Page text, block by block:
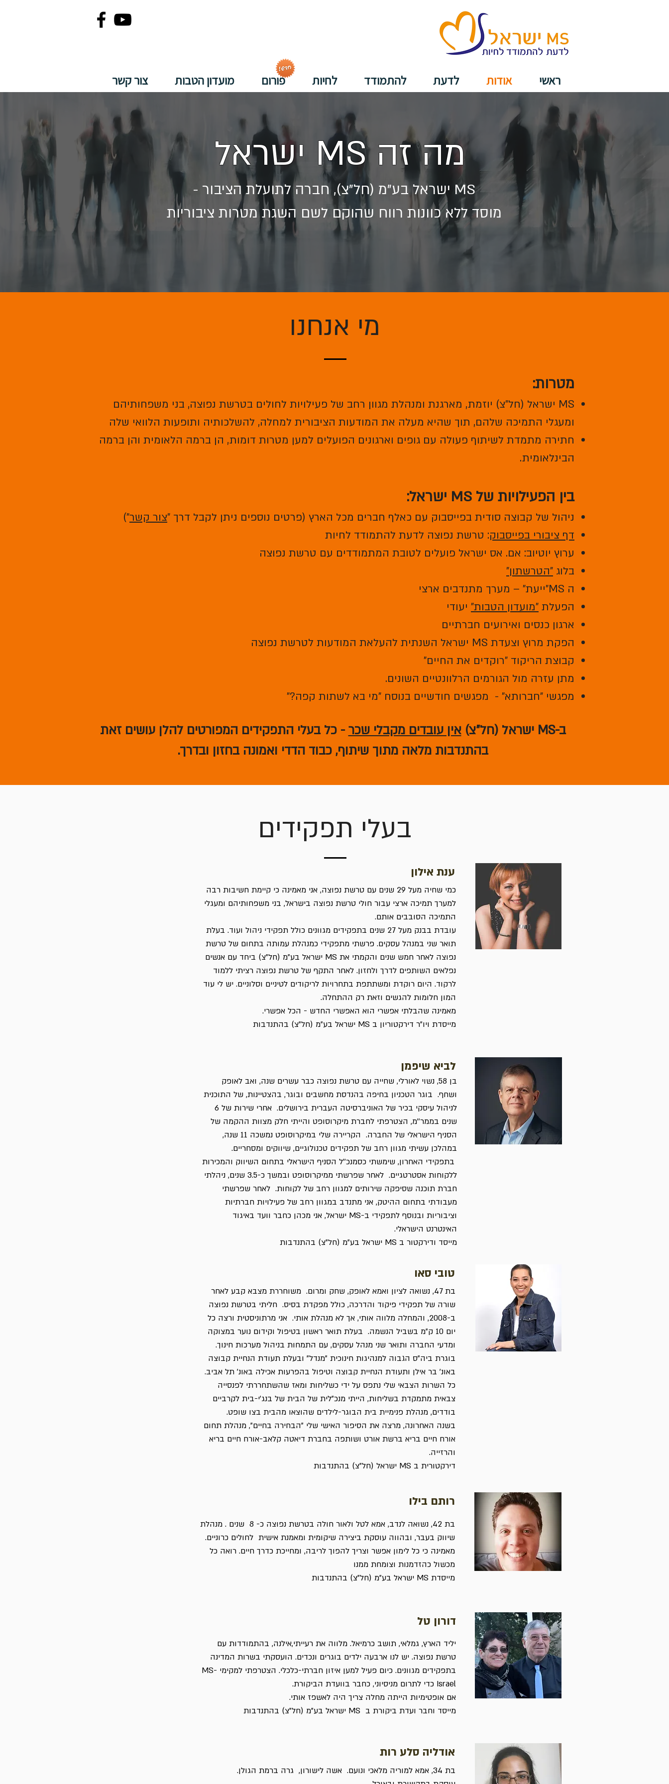
ראשי אודות לדעת להתמודד לחיות פורום מועדון הטבות צור קשר
מה זה MS ישראל
MS ישראל בע"מ (חל"צ), חברה לתועלת הציבור -
מוסד ללא כוונות רווח שהוקם לשם השגת מטרות ציבוריות
מי אנחנו
מטרות:
MS ישראל (חל"צ) יוזמת, מארגנת ומנהלת מגוון רחב של פעילויות לחולים בטרשת נפוצה, בני משפחותיהם
ומעגלי התמיכה שלהם, תוך שהיא מעלה את המודעות הציבורית למחלה, להשלכותיה ותופעות הלוואי שלה
חתירה מתמדת לשיתוף פעולה עם גופים וארגונים הפועלים למען מטרות דומות, הן ברמה הלאומית והן ברמה
הבינלאומית.
בין הפעילויות של MS ישראל:
ניהול של קבוצה סודית בפייסבוק עם כאלף חברים מכל הארץ (פרטים נוספים ניתן לקבל דרך "צור קשר")
דף ציבורי בפייסבוק: טרשת נפוצה לדעת להתמודד לחיות
ערוץ יוטיוב: אם. אס ישראל פועלים לטובת המתמודדים עם טרשת נפוצה
בלוג "הטרשתון"
ה MS"ייעת" – מערך מתנדבים ארצי
הפעלת "מועדון הטבות" יעודי
ארגון כנסים ואירועים חברתיים
הפקת מרוץ וצעדת MS ישראל השנתית להעלאת המודעות לטרשת נפוצה
קבוצת הריקוד "רוקדים את החיים"
מתן עזרה מול הגורמים הרלוונטיים השונים.
מפגשי "חברותא" - מפגשים חודשיים בנוסח "מי בא לשתות קפה?"
ב-MS ישראל (חל"צ) אין עובדים מקבלי שכר- כל בעלי התפקידים המפורטים להלן עושים זאת
בהתנדבות מלאה מתוך שיתוף, כבוד הדדי ואמונה בחזון ובדרך.
בעלי תפקידים
ענת אילון
כמי שחיה מעל 29 שנים עם טרשת נפוצה, אני מאמינה כי קיימת חשיבות רבה
למערך תמיכה ארצי עבור חולי טרשת נפוצה בישראל, בני משפחותיהם ומעגלי
התמיכה הסובבים אותם.
עובדת בבנק מעל 27 שנים בתפקידים מגוונים כולל תפקידי ניהול ועוד. בעלת
תואר שני במנהל עסקים. פרשתי מתפקידי כמנהלת עמותה בתחום של טרשת
נפוצה לאחר חמש שנים והקמתי את MS ישראל בע"מ (חל"צ) ביחד עם אנשים
נפלאים השותפים לדרך ולחזון. לאחר התקף של טרשת נפוצה רציתי ללמוד
לרקוד. היום רוקדת ומשתתפת בתחרויות לריקודים לטיניים וסלוניים. יש לי עוד
המון חלומות להגשים וזאת רק ההתחלה.
מאמינה שהבלתי אפשרי הוא האפשרי החדש - הכל אפשרי.
מייסדת ויו"ר דירקטוריון ב MS ישראל בע"מ (חל"צ) בהתנדבות
לביא שיפמן
בן 58, נשוי לאורלי, שחייה עם טרשת נפוצה כבר עשרים שנה, ואב לאופק
ושחף. בוגר הטכניון בחיפה בהנדסת מחשבים ובוגר, בהצטיינות, של התוכנית
לניהול עיסקי בכיר של האוניברסיטה העברית בירושלים. אחרי שירות של 6
שנים בממר''מ, הצטרפתי לחברת מיקרוסופט והייתי חלק מצוות ההקמה של
הסניף הישראלי של החברה. הקריירה שלי במיקרוסופט נמשכה 11 שנה,
במהלכן עשיתי מגוון רחב של תפקידים טכנולוגיים, שיווקים ומסחריים.
בתפקידי האחרון, שימשתי כסמנכ''ל הסניף הישראלי בתחום השיווק והמכירות
ללקוחות אסטרטגיים. לאחר שפרשתי ממיקרוסופט ובמשך כ-3.5 שנים, ניהלתי
חברת תוכנה שסיפקה שירותים למגוון רחב של לקוחות. לאחר שפרשתי
מעבודתי בתחום ההיטק, אני מתנדב במגוון רחב של פעילויות חברתיות
וציבוריות ובנוסף לתפקידי ב-MS ישראל, אני מכהן כחבר וועד באיגוד
האינטרנט הישראלי.
מייסד ודירקטור ב MS ישראל בע"מ (חל"צ) בהתנדבות
טובי סאו
בת 47, נשואה לציון ואמא לאופק, שחק ומרום. משוחררת מצבא קבע לאחר
שורה של תפקידי פיקוד והדרכה, כולל מפקדת בסיס. חליתי בטרשת נפוצה
ב-2008, והמחלה מלווה אותי, אך לא מנהלת אותי. אני מרתוניסטית ורצה כל
יום 10 ק"מ בשביל הנשמה. בעלת תואר ראשון בטיפול וקידום נוער במצוקה
ומדעי החברה ותואר שני מנהל עסקים, עם התמחות בניהול מערכות חינוך.
בוגרת ביה"ס הגבוה למנהיגות חינוכית "מנדל" ובעלת תעודת הנחיית קבוצה
באונ' בר אילן ותעודת הנחיית קבוצה וטיפול בהפרעות אכילה באונ' תל אביב.
כל השרות הצבאי שלי נתפס על ידי כשליחות ומאז שהשתחררתי לפנסייה
צבאית מתמקדת בשליחות, הייתי מנכ"לית של הבית של בנג'י-בית לקרביים
בודדים, מנהלת פנימיית בית הבוגר-לילדים שהוצאו מהבית בצו שופט.
בשנה האחרונה, מרצה את הסיפור האישי שלי "הבחירה בחיים", מנהלת תחום
אורח חיים בריא ברשת אורט ושותפה בחברת דיאטה קלאב-אורח חיים בריא
והרזייה.
דירקטורית ב MS ישראל (חל"צ) בהתנדבות
רותם בילו
בת 42, נשואה לנדב, אמא לטל ולאור חולה בטרשת נפוצה כ- 8 שנים . מנהלת
שיווק בעבר, ובהווה עוסקת ביצירה שיקומית ומאמנת אישית לחולים כרוניים.
מאמינה כי כל לימון אפשר וצריך להפוך לריבה, ומחייכת כדרך חיים. רואה כל
מכשול כהזדמנות וצומחת ממנו
מייסדת MS ישראל בע"מ (חל"צ) בהתנדבות
דורון טל
יליד הארץ, גמלאי, תושב כרמיאל. מלווה את רעייתי,אילנה, בהתמודדות עם
טרשת נפוצה. יש לנו ארבעה ילדים בוגרים ונכדים. הועסקתי בשרות המדינה
בתפקידים מגוונים. כיום פעיל למען איזון חברתי-כלכלי. הצטרפתי למקימי MS-
Israel כדי לתרום מניסיוני, כחבר בוועדת הביקורת.
אם אופטימיות הייתה מחלה צריך היה לאשפז אותי.
מייסד וחבר ועדת ביקורת ב MS ישראל בע"מ (חל"צ) בהתנדבות
אודליה סלע רות
בת 34, אמא למוריה מלאכי ונועם. אשה לישורון, גרה ברמת הגולן.